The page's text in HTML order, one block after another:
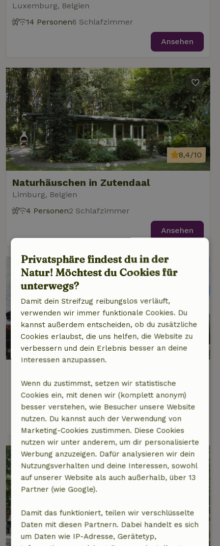
Luxemburg, Belgien
14 Personen6 Schlafzimmer
Ansehen
Naturhäuschen in Zutendaal
Limburg, Belgien
8,4/10
4 Personen2 Schlafzimmer
Ansehen
Luxemburg, Belgien
8 Personen4 Schlafzimmer
Ansehen
Privatsphäre findest du in der
Natur! Möchtest du Cookies für
unterwegs?
Damit dein Streifzug reibungslos verläuft,
verwenden wir immer funktionale Cookies. Du
kannst außerdem entscheiden, ob du zusätzliche
Cookies erlaubst, die uns helfen, die Website zu
verbessern und dein Erlebnis besser an deine
Interessen anzupassen.
Wenn du zustimmst, setzen wir statistische
Cookies ein, mit denen wir (komplett anonym)
besser verstehen, wie Besucher unsere Website
nutzen. Du kannst auch der Verwendung von
Marketing-Cookies zustimmen. Diese Cookies
nutzen wir unter anderem, um dir personalisierte
Werbung anzuzeigen. Dafür analysieren wir dein
Nutzungsverhalten und deine Interessen, sowohl
auf unserer Website als auch außerhalb, über 13
Partner (wie Google).
Damit das funktioniert, teilen wir verschlüsselte
Daten mit diesen Partnern. Dabei handelt es sich
um Daten wie IP-Adresse, Gerätetyp,